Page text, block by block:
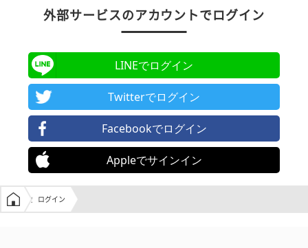
外部サービスのアカウントでログイン
LINEでログイン
Twitterでログイン
Facebookでログイン
Appleでサインイン
学生の窓口トップ
ログイン